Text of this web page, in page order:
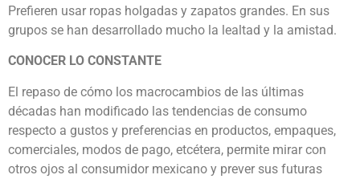
Prefieren usar ropas holgadas y zapatos grandes. En sus
grupos se han desarrollado mucho la lealtad y la amistad.
CONOCER LO CONSTANTE
El repaso de cómo los macrocambios de las últimas
décadas han modificado las tendencias de consumo
respecto a gustos y preferencias en productos, empaques,
comerciales, modos de pago, etcétera, permite mirar con
otros ojos al consumidor mexicano y prever sus futuras